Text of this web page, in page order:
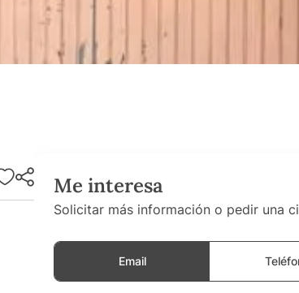
Me interesa
Solicitar más información o pedir una
Email